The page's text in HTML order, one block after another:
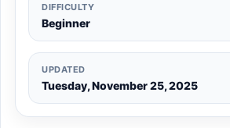
DIFFICULTY
Beginner
UPDATED
Tuesday, November 25, 2025